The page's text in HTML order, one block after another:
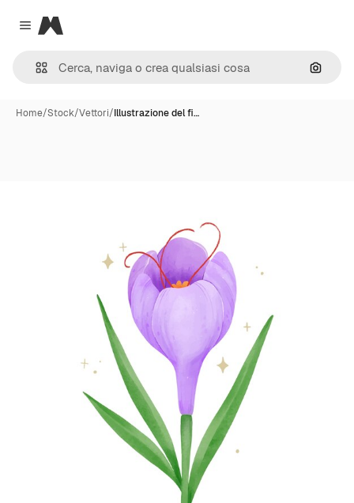
Close menu
Magnific
Cerca
Home/Stock/Vettori/Illustrazione del fi…